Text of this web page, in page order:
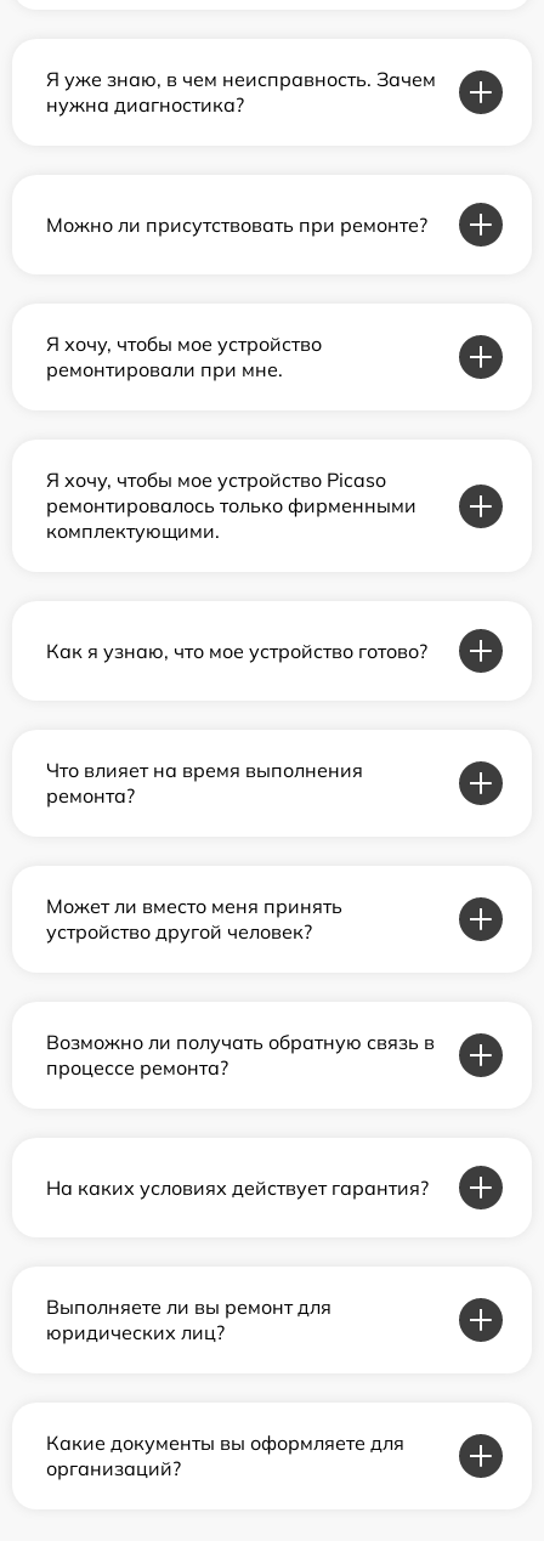
Я уже знаю, в чем неисправность. Зачем
нужна диагностика?
Можно ли присутствовать при ремонте?
Я хочу, чтобы мое устройство
ремонтировали при мне.
Я хочу, чтобы мое устройство Picaso
ремонтировалось только фирменными
комплектующими.
Как я узнаю, что мое устройство готово?
Что влияет на время выполнения
ремонта?
Может ли вместо меня принять
устройство другой человек?
Возможно ли получать обратную связь в
процессе ремонта?
На каких условиях действует гарантия?
Выполняете ли вы ремонт для
юридических лиц?
Какие документы вы оформляете для
организаций?